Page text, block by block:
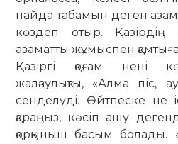
пайда табамын деген
көздеп отыр. Қазірдің
азаматты жұмыспен
Қазіргі қоғам нені
жалқаулықты, «Алма піс,
сенделуді. Өйтпеске не
қараңыз, кәсіп ашу
қорқыныш басым болады.